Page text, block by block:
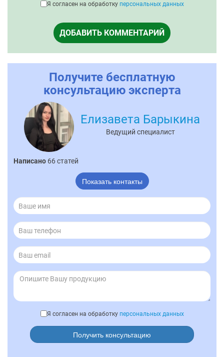
Я согласен на обработку персональных данных
ДОБАВИТЬ КОММЕНТАРИЙ
Получите бесплатную
консультацию эксперта
Елизавета Барыкина
Ведущий специалист
Написано 66 статей
Показать контакты
Я согласен на обработку персональных данных
Получить консультацию